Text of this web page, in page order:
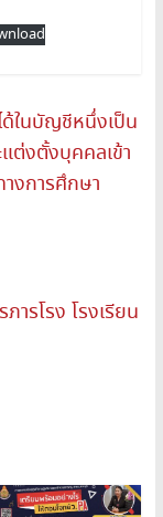
ในบัญชีหนึ่งเป็น
ต่งตั้งบุคคลเข้า
างการศึกษา
ารโรง โรงเรียน